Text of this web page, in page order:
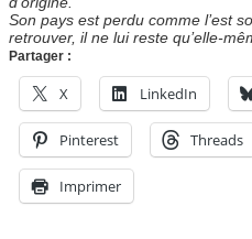
Son pays est perdu comme l’est
retrouver, il ne lui reste qu’elle-
Partager :
X LinkedIn
Pinterest Threads
Imprimer